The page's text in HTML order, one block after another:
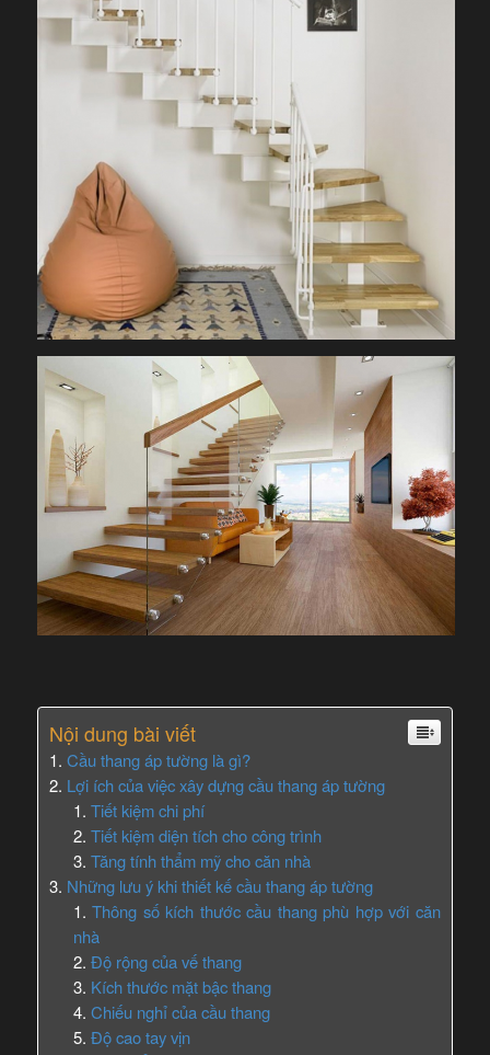
Nội dung bài viết
Cầu thang áp tường là gì?
Lợi ích của việc xây dựng cầu thang áp tường
Tiết kiệm chi phí
Tiết kiệm diện tích cho công trình
Tăng tính thẩm mỹ cho căn nhà
Những lưu ý khi thiết kế cầu thang áp tường
Thông số kích thước cầu thang phù hợp với căn
nhà
Độ rộng của vế thang
Kích thước mặt bậc thang
Chiếu nghỉ của cầu thang
Độ cao tay vịn